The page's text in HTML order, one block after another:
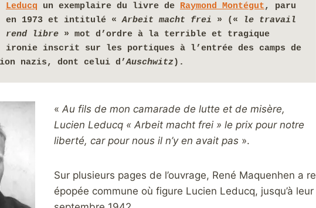
Leducq un exemplaire du livre de Raymond Montégut, paru
en 1973 et intitulé « Arbeit macht frei » ( «
le travail
rend libre » mot d’ordre à la terrible et tragique
ironie inscrit sur les portiques à l’entrée des camps de
nazis, dont celui d’Auschwitz) .
« Au fils de mon camarade de lutte et de misère,
Lucien Leducq « Arbeit macht frei » le prix pour notre
liberté, car pour nous il n’y en avait pas».
Sur plusieurs pages de l’ouvrage, René Maquenhen a
épopée commune où figure Lucien Leducq, jusqu’à